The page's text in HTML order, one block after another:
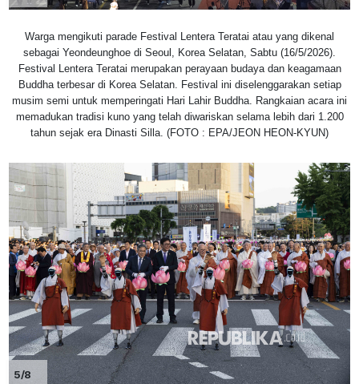
Warga mengikuti parade Festival Lentera Teratai atau yang dikenal
sebagai Yeondeunghoe di Seoul, Korea Selatan, Sabtu (16/5/2026).
Festival Lentera Teratai merupakan perayaan budaya dan keagamaan
Buddha terbesar di Korea Selatan. Festival ini diselenggarakan setiap
musim semi untuk memperingati Hari Lahir Buddha. Rangkaian acara ini
memadukan tradisi kuno yang telah diwariskan selama lebih dari 1.200
tahun sejak era Dinasti Silla. (FOTO : EPA/JEON HEON-KYUN)
5/8